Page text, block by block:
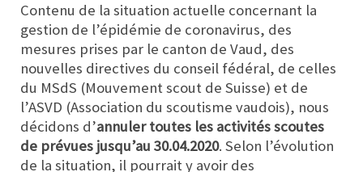
Contenu de la situation actuelle concernant la
gestion de l’épidémie de coronavirus, des
mesures prises par le canton de Vaud, des
nouvelles directives du conseil fédéral, de celles
du MSdS (Mouvement scout de Suisse) et de
l’ASVD (Association du scoutisme vaudois), nous
décidons d’annuler toutes les activités scoutes
de prévues jusqu’au 30.04.2020. Selon l’évolution
de la situation, il pourrait y avoir des